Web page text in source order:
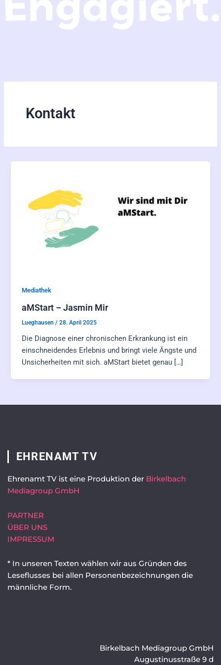
Kontakt
Mediathek
aMStart – Jasmin Mir
Lueghausen/28. April 2025
Die Diagnose einer chronischen Erkrankung ist ein
einschneidendes Erlebnis und bringt viele Ängste und
Unsicherheiten mit sich. aMStart bietet genau […]
EHRENAMT TV
Ehrenamt TV ist eine Produktion der Birkelbach
Mediagroup GmbH
PARTNER
ÜBER UNS
IMPRESSUM
* In unseren Texten wählen wir aus Gründen des
Leseflusses bei allen Personenbezeichnungen die
männliche Form.
Birkelbach Mediagroup GmbH
Augustinusstraße 9 d